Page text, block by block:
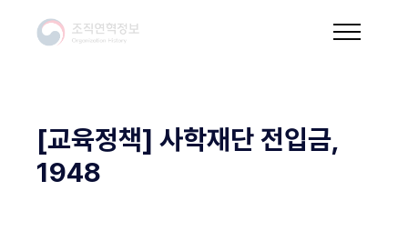
[교육정책] 사학재단 전입금,
1948